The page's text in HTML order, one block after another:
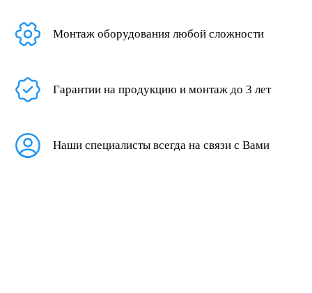
Монтаж оборудования любой сложности
Гарантии на продукцию и монтаж до 3 лет
Наши специалисты всегда на связи с Вами